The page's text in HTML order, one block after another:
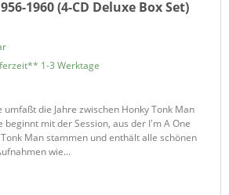
1960 (4-CD Deluxe Box Set)
1-3 Werktage
umfaßt die Jahre zwischen Honky Tonk Man
beginnt mit der Session, aus der I'm A One
Man stammen und enthält alle schönen
wie...